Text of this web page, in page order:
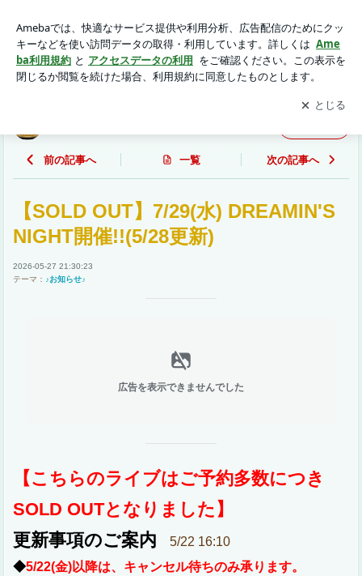
ックスの徒然ブログ♪
アプリをダウンロードして ブログの更新通知
を受け取りまし
ょう。
開く
前の記事へ 一覧 次の記事へ
【SOLD OUT】7/29(水) DREAMIN'S
NIGHT開催!!(5/28更新)
2026-05-27 21:30:23
テーマ： ♪お知らせ♪
広告を表示できませんでした
【こちらのライブはご予約多数につき
SOLD OUTとなりました】
更新事項のご案内 5/22 16:10
◆5/22(金)以降は、キャンセル待ちのみ承ります。